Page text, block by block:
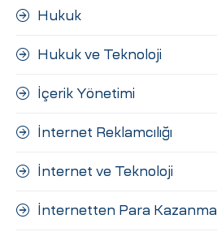
Hukuk
Hukuk ve Teknoloji
İçerik Yönetimi
İnternet Reklamcılığı
İnternet ve Teknoloji
İnternetten Para Kazanma